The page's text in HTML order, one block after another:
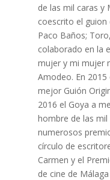
de las mil caras y
coescrito el
Paco Baños;
colaborado en la
mujer y mi mujer
Amodeo. En
mejor Guión
2016 el Goya a
hombre de las
numerosos
círculo de
Carmen y el
de cine de